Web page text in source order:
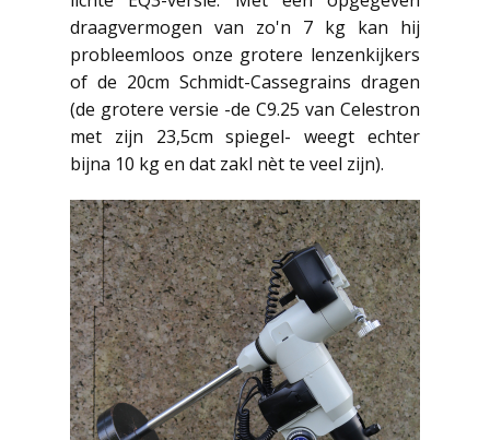
draagvermogen van zo'n 7 kg kan hij
probleemloos onze grotere lenzenkijkers
of de 20cm Schmidt-Cassegrains dragen
(de grotere versie -de C9.25 van Celestron
met zijn 23,5cm spiegel- weegt echter
bijna 10 kg en dat zakl nèt te veel zijn).